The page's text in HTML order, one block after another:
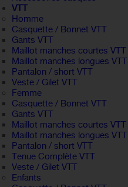
VTT
Homme
Casquette / Bonnet VTT
Gants VTT
Maillot manches courtes VTT
Maillot manches longues VTT
Pantalon / short VTT
Veste / Gilet VTT
Femme
Casquette / Bonnet VTT
Gants VTT
Maillot manches courtes VTT
Maillot manches longues VTT
Pantalon / short VTT
Tenue Complète VTT
Veste / Gilet VTT
Enfants